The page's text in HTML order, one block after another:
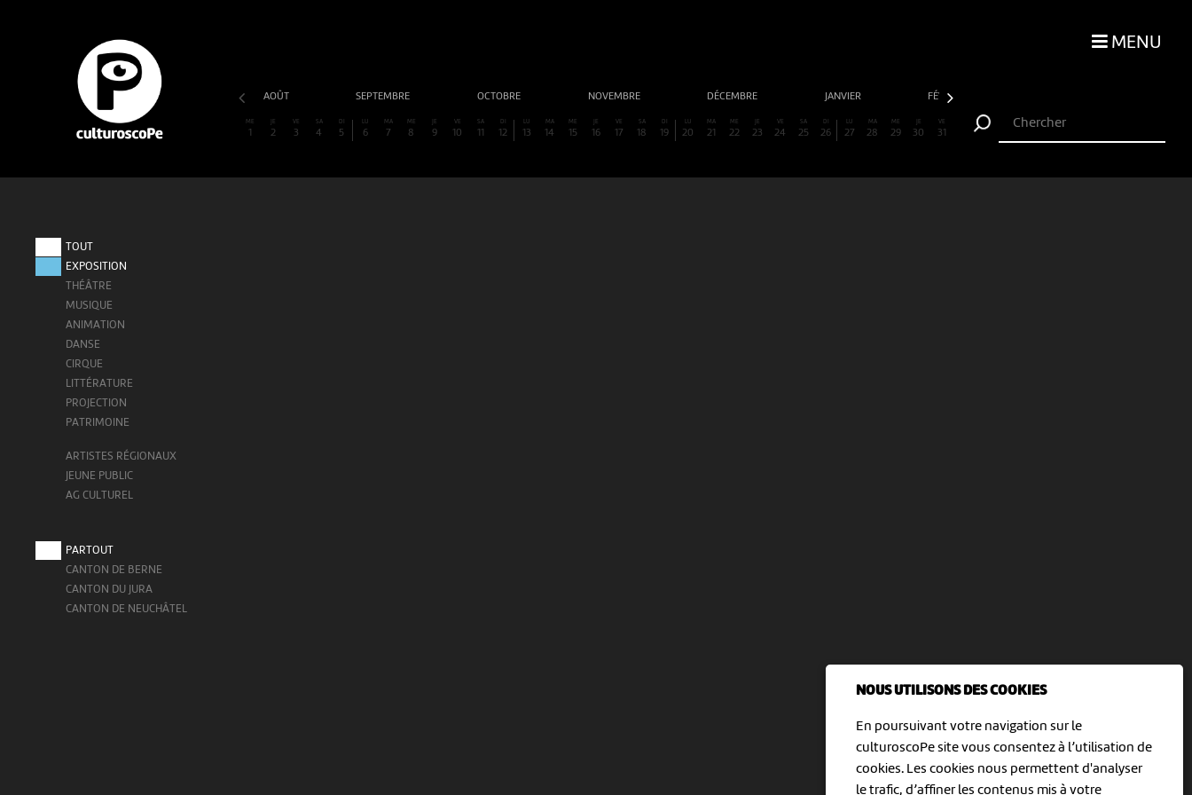
NOUS UTILISONS DES COOKIES
En poursuivant votre navigation sur le
culturoscoPe site vous consentez à l’utilisation de
cookies. Les cookies nous permettent d'analyser
le trafic, d’affiner les contenus mis à votre
MENU
AOÛT SEPTEMBRE OCTOBRE NOVEMBRE DÉCEMBRE JANVIER FÉVRIER
ME
1
JE
2
VE
3
SA
4
DI
5
LU
6
MA
7
ME
8
JE
9
VE
10
SA
11
DI
12
LU
13
MA
14
ME
15
JE
16
VE
17
SA
18
DI
19
LU
20
MA
21
ME
22
JE
23
VE
24
SA
25
DI
26
LU
27
MA
28
ME
29
JE
30
VE
31
TOUT
EXPOSITION
THÉÂTRE
MUSIQUE
ANIMATION
DANSE
CIRQUE
LITTÉRATURE
PROJECTION
PATRIMOINE
ARTISTES RÉGIONAUX
JEUNE PUBLIC
AG CULTUREL
PARTOUT
CANTON DE BERNE
CANTON DU JURA
CANTON DE NEUCHÂTEL